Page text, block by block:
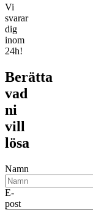
Vi
svarar
dig
inom
24h!
Berätta
vad
ni
vill
lösa
Namn
E-
post